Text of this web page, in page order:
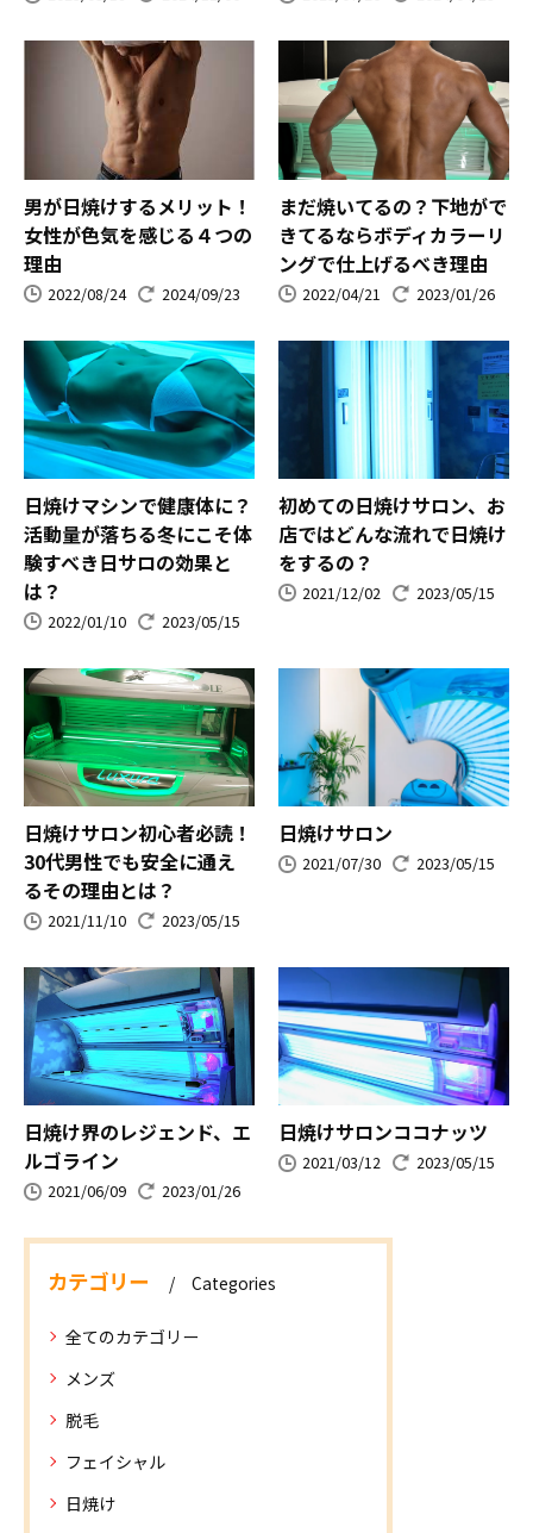
男が日焼けするメリット！
女性が色気を感じる４つの
理由
2022/08/24 2024/09/23
まだ焼いてるの？下地がで
きてるならボディカラーリ
ングで仕上げるべき理由
2022/04/21 2023/01/26
日焼けマシンで健康体に？
活動量が落ちる冬にこそ体
験すべき日サロの効果と
は？
2022/01/10 2023/05/15
初めての日焼けサロン、お
店ではどんな流れで日焼け
をするの？
2021/12/02 2023/05/15
日焼けサロン初心者必読！
30代男性でも安全に通え
るその理由とは？
2021/11/10 2023/05/15
日焼けサロン
2021/07/30 2023/05/15
日焼け界のレジェンド、エ
ルゴライン
2021/06/09 2023/01/26
日焼けサロンココナッツ
2021/03/12 2023/05/15
カテゴリー Categories
全てのカテゴリー
メンズ
脱毛
フェイシャル
日焼け